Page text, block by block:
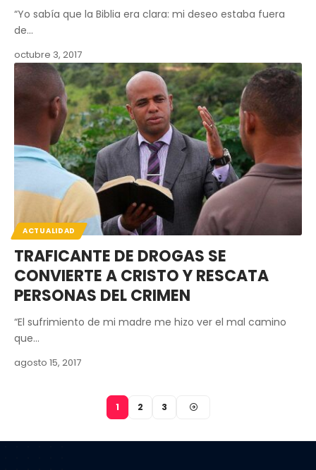
“Yo sabía que la Biblia era clara: mi deseo estaba fuera
de…
octubre 3, 2017
ACTUALIDAD
TRAFICANTE DE DROGAS SE
CONVIERTE A CRISTO Y RESCATA
PERSONAS DEL CRIMEN
“El sufrimiento de mi madre me hizo ver el mal camino
que…
agosto 15, 2017
1 2 3